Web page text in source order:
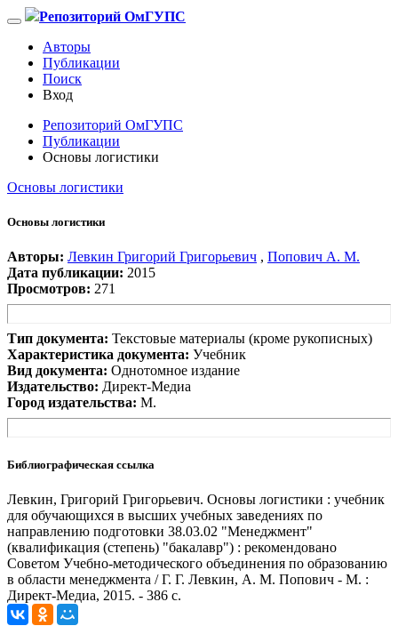
Репозиторий ОмГУПС
Авторы
Публикации
Поиск
Вход
Репозиторий ОмГУПС
Публикации
Основы логистики
Основы логистики
Основы логистики
Авторы: Левкин Григорий Григорьевич , Попович А. М.
Дата публикации: 2015
Просмотров: 271
Тип документа: Текстовые материалы (кроме рукописных)
Характеристика документа: Учебник
Вид документа: Однотомное издание
Издательство: Директ-Медиа
Город издательства: М.
Библиографическая ссылка
Левкин, Григорий Григорьевич. Основы логистики : учебник
для обучающихся в высших учебных заведениях по
направлению подготовки 38.03.02 "Менеджмент"
(квалификация (степень) "бакалавр") : рекомендовано
Советом Учебно-методического объединения по образованию
в области менеджмента / Г. Г. Левкин, А. М. Попович - М. :
Директ-Медиа, 2015. - 386 с.